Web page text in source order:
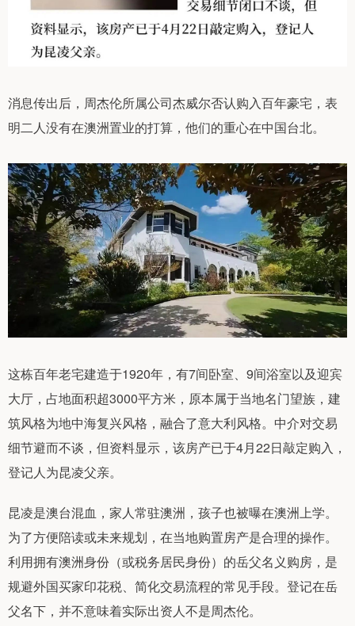
消息传出后，周杰伦所属公司杰威尔否认购入百年豪宅，表
明二人没有在澳洲置业的打算，他们的重心在中国台北。
这栋百年老宅建造于1920年，有7间卧室、9间浴室以及迎宾
大厅，占地面积超3000平方米，原本属于当地名门望族，建
筑风格为地中海复兴风格，融合了意大利风格。中介对交易
细节避而不谈，但资料显示，该房产已于4月22日敲定购入，
登记人为昆凌父亲。
昆凌是澳台混血，家人常驻澳洲，孩子也被曝在澳洲上学。
为了方便陪读或未来规划，在当地购置房产是合理的操作。
利用拥有澳洲身份（或税务居民身份）的岳父名义购房，是
规避外国买家印花税、简化交易流程的常见手段。登记在岳
父名下，并不意味着实际出资人不是周杰伦。